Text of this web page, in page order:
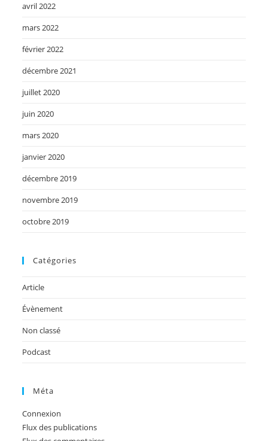
avril 2022
mars 2022
février 2022
décembre 2021
juillet 2020
juin 2020
mars 2020
janvier 2020
décembre 2019
novembre 2019
octobre 2019
Catégories
Article
Évènement
Non classé
Podcast
Méta
Connexion
Flux des publications